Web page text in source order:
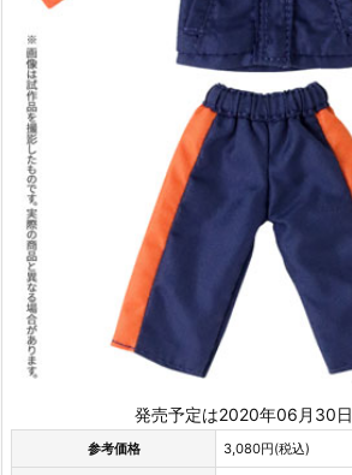
発売予定は2020年06月30日
参考価格 3,080円(税込)